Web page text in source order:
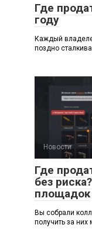
Где
году
Каждый
поздно
Новости
Где
без
площадок
Вы собрали
получить за